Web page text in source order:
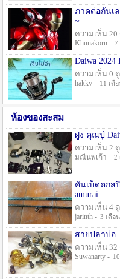
ภาคต่อกันเ
~
ความเห็น 20
Khunakorn - 7
Daiwa 2024
ความเห็น 0
hakky - 11 เดื
ห้องของสะสม
ฝูง คุณปู่
ความเห็น 2
มณีนพเก้า - 2
คันเบ็ดตกสปิ๋
amurai
ความเห็น 4
jarinth - 3 เดือน
สายปลาบ่อ
ความเห็น 32
Suwanarty -